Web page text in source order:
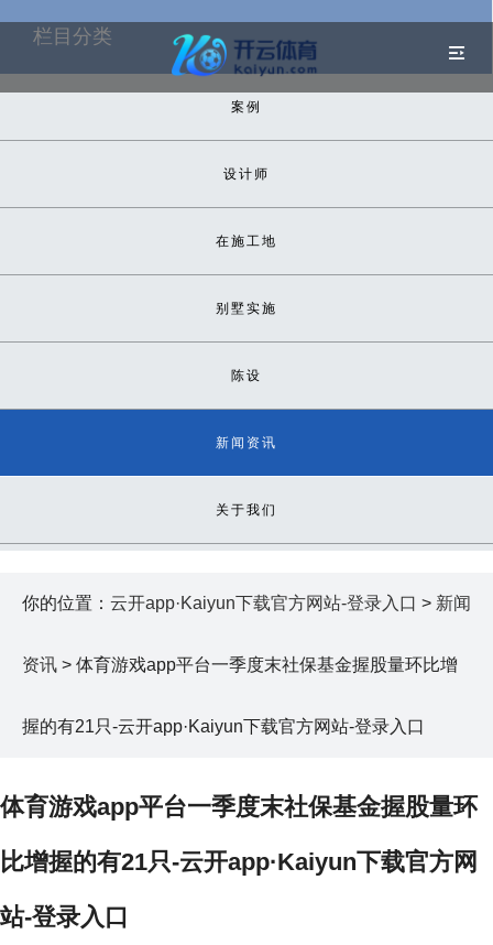
栏目分类
案例
设计师
在施工地
别墅实施
陈设
新闻资讯
关于我们
你的位置： 云开app·Kaiyun下载官方网站-登录入口 > 新闻
资讯 > 体育游戏app平台一季度末社保基金握股量环比增
握的有21只-云开app·Kaiyun下载官方网站-登录入口
体育游戏app平台一季度末社保基金握股量环
比增握的有21只-云开app·Kaiyun下载官方网
站-登录入口